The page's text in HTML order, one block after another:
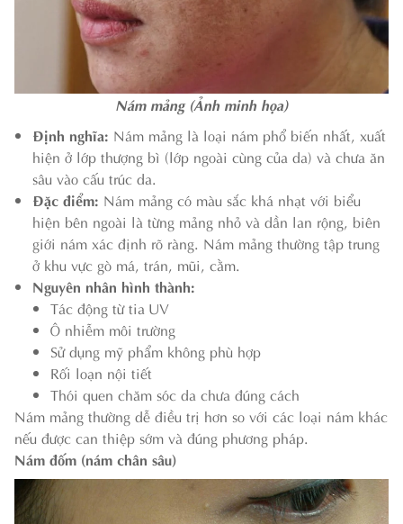
Nám mảng (Ảnh minh họa)
Định nghĩa: Nám mảng là loại nám phổ biến nhất, xuất
hiện ở lớp thượng bì (lớp ngoài cùng của da) và chưa ăn
sâu vào cấu trúc da.
Đặc điểm: Nám mảng có màu sắc khá nhạt với biểu
hiện bên ngoài là từng mảng nhỏ và dần lan rộng, biên
giới nám xác định rõ ràng. Nám mảng thường tập trung
ở khu vực gò má, trán, mũi, cằm.
Nguyên nhân hình thành:
Tác động từ tia UV
Ô nhiễm môi trường
Sử dụng mỹ phẩm không phù hợp
Rối loạn nội tiết
Thói quen chăm sóc da chưa đúng cách
Nám mảng thường dễ điều trị hơn so với các loại nám khác
nếu được can thiệp sớm và đúng phương pháp.
Nám đốm (nám chân sâu)